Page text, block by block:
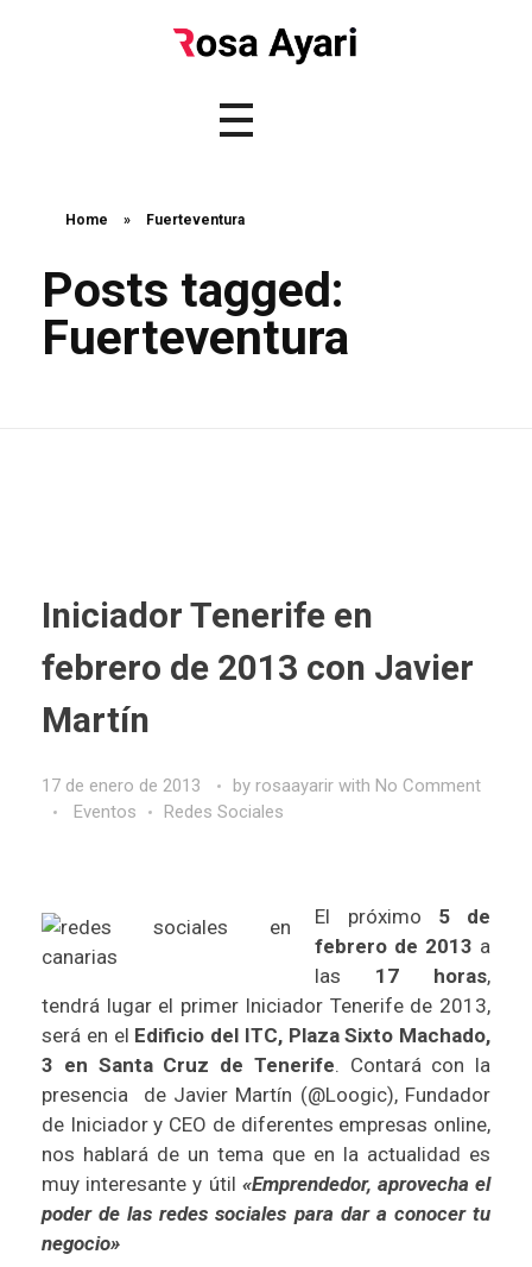
Home » Fuerteventura
Posts tagged:
Fuerteventura
Iniciador Tenerife en
febrero de 2013 con Javier
Martín
17 de enero de 2013 by rosaayarir with No Comment
Eventos
Redes Sociales
El próximo 5 de
febrero de 2013 a
las 17 horas,
tendrá lugar el primer Iniciador Tenerifede 2013,
será en el Edificio del ITC, Plaza Sixto Machado,
3 en Santa Cruz de Tenerife. Contará con la
presencia de Javier Martín (@Loogic), Fundador
de Iniciadory CEO de diferentes empresas online,
nos hablará de un tema que en la actualidad es
muy interesante y útil «Emprendedor, aprovecha el
poder de las redes sociales para dar a conocer tu
negocio»